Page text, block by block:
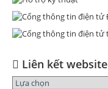
Liên kết website